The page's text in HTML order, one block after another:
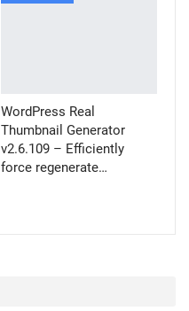
WordPress Real
Thumbnail Generator
v2.6.109 – Efficiently
force regenerate…